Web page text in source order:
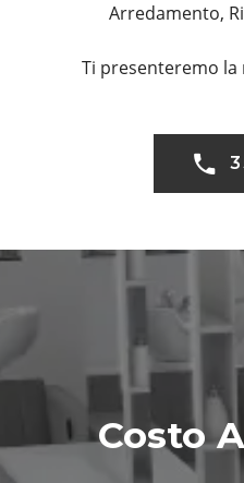
Arredamento,
Ti presenteremo la
Costo